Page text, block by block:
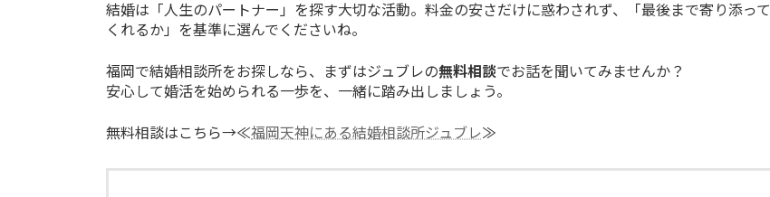
結婚は「人生のパートナー」を探す大切な活動。料金の安さだけに惑わされず、「最後まで寄り添って
くれるか」を基準に選んでくださいね。
福岡で結婚相談所をお探しなら、まずはジュブレの無料相談でお話を聞いてみませんか？
安心して婚活を始められる一歩を、一緒に踏み出しましょう。
無料相談はこちら→≪福岡天神にある結婚相談所ジュブレ≫